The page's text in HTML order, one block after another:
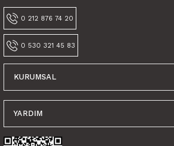
0 212 876 74 20
0 530 321 45 83
KURUMSAL
YARDIM